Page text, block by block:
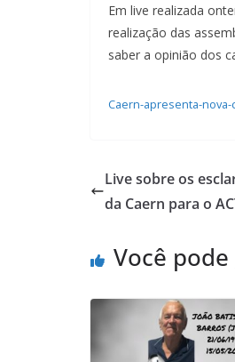
Em live realizada
realização das
saber a opinião dos
Caern-apresenta-
Live sobre os
da Caern para o
Você